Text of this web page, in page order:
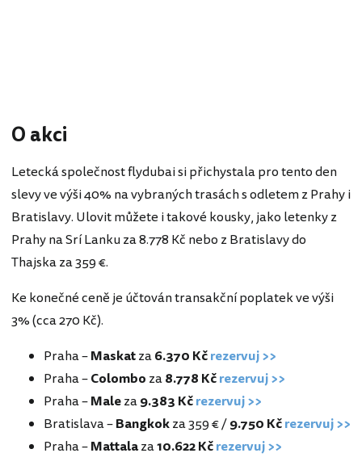
O akci
Letecká společnost flydubai si přichystala pro tento den
slevy ve výši 40% na vybraných trasách s odletem z Prahy i
Bratislavy. Ulovit můžete i takové kousky, jako letenky z
Prahy na Srí Lanku za 8.778 Kč nebo z Bratislavy do
Thajska za 359 €.
Ke konečné ceně je účtován transakční poplatek ve výši
3% (cca 270 Kč).
Praha –Maskatza6.370 Kčrezervuj >>
Praha –Colombo za8.778 Kčrezervuj >>
Praha –Maleza9.383 Kčrezervuj >>
Bratislava –Bangkokza 359 € /9.750 Kčrezervuj >>
Praha –Mattalaza10.622 Kčrezervuj >>